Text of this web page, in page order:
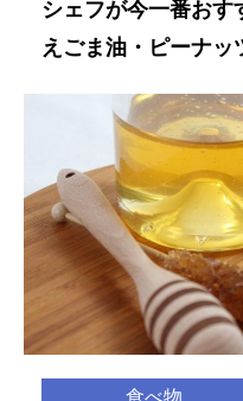
シェフが今一番おす
えごま油・ピーナッ